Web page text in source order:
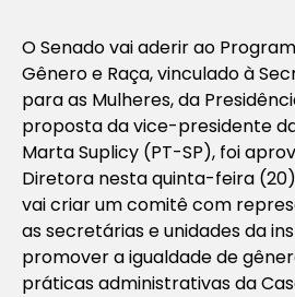
O Senado vai aderir ao
Gênero e Raça, vinculado à
para as Mulheres, da
proposta da vice-presidente
Marta Suplicy (PT-SP), foi
Diretora nesta quinta-feira
vai criar um comitê com
as secretárias e unidades da
promover a igualdade de
práticas administrativas da